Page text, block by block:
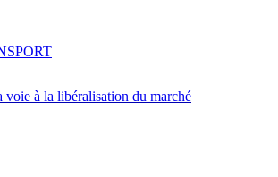
à la libéralisation du marché